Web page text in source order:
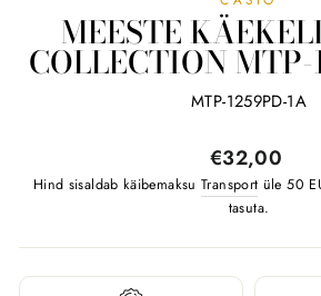
MEESTE
COLLECTION
MTP-1259PD-1A
Tavahind
€32,00
Hind sisaldab käibemaksuTransport üle 50
tasuta.